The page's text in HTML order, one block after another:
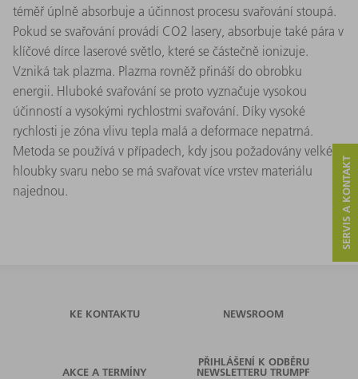
téměř úplně absorbuje a účinnost procesu svařování stoupá.
Pokud se svařování provádí CO2 lasery, absorbuje také pára v
klíčové dírce laserové světlo, které se částečně ionizuje.
Vzniká tak plazma. Plazma rovněž přináší do obrobku
energii. Hluboké svařování se proto vyznačuje vysokou
účinností a vysokými rychlostmi svařování. Díky vysoké
rychlosti je zóna vlivu tepla malá a deformace nepatrná.
Metoda se používá v případech, kdy jsou požadovány velké
hloubky svaru nebo se má svařovat více vrstev materiálu
najednou.
SERVIS A KONTAKT
KE KONTAKTU NEWSROOM
AKCE A TERMÍNY
PŘIHLÁŠENÍ K ODBĚRU
NEWSLETTERU TRUMPF